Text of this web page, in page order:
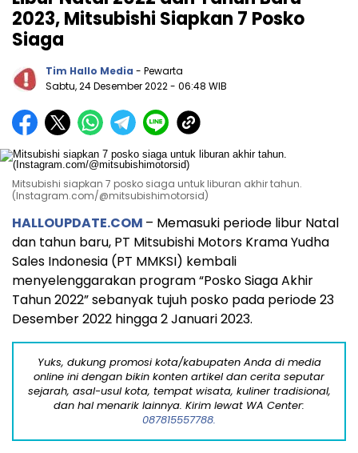
2023, Mitsubishi Siapkan 7 Posko
Siaga
Tim Hallo Media - Pewarta
Sabtu, 24 Desember 2022- 06:48 WIB
Mitsubishi siapkan 7 posko siaga untuk liburan akhir tahun.
(Instagram.com/@mitsubishimotorsid)
HALLOUPDATE.COM – Memasuki periode libur Natal
dan tahun baru, PT Mitsubishi Motors Krama Yudha
Sales Indonesia (PT MMKSI) kembali
menyelenggarakan program “Posko Siaga Akhir
Tahun 2022” sebanyak tujuh posko pada periode 23
Desember 2022 hingga 2 Januari 2023.
Yuks, dukung promosi kota/kabupaten Anda di media
online ini dengan bikin konten artikel dan cerita seputar
sejarah, asal-usul kota, tempat wisata, kuliner tradisional,
dan hal menarik lainnya. Kirim lewat WA Center:
087815557788.